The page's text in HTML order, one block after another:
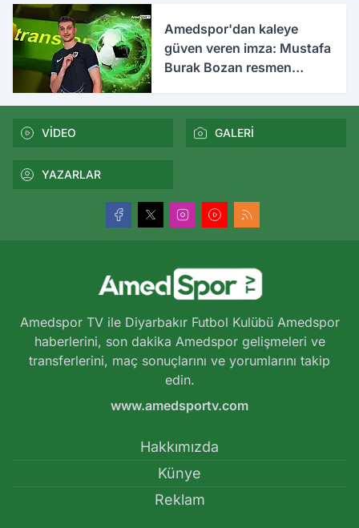
Amedspor'dan kaleye
güven veren imza: Mustafa
Burak Bozan resmen
VİDEO GALERİ
YAZARLAR
Amedspor TV ile Diyarbakır Futbol Kulübü Amedspor
haberlerini, son dakika Amedspor gelişmeleri ve
transferlerini, maç sonuçlarını ve yorumlarını takip
edin.
www.amedsportv.com
Hakkımızda
Künye
Reklam